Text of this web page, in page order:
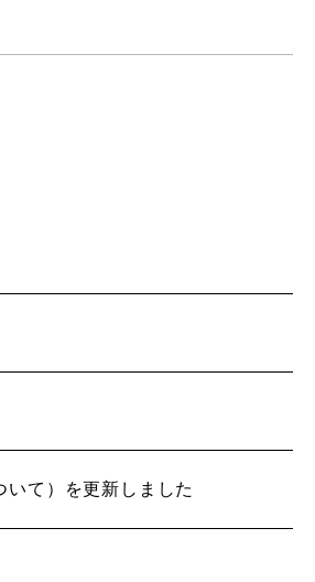
て）を更新しました